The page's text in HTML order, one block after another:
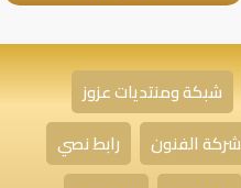
شبكة ومنتديات عزوز
شركة الفنون
رابط نصي